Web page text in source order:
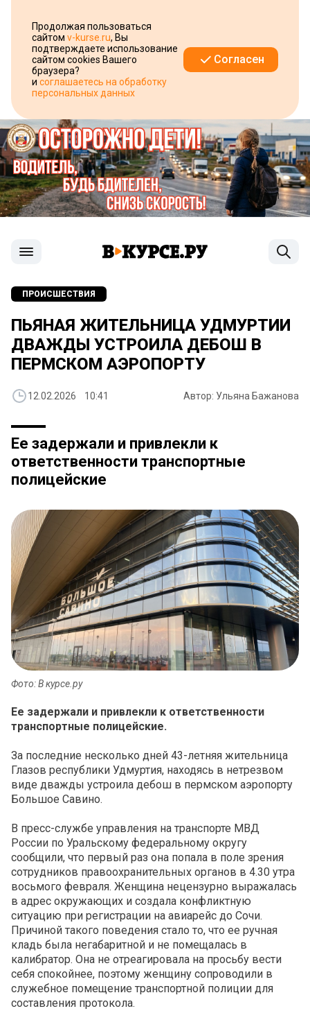
Продолжая пользоваться
сайтом v-kurse.ru, Вы
подтверждаете использование
сайтом cookies Вашего
браузера?
и соглашаетесь на обработку
персональных данных
Согласен
ПРОИСШЕСТВИЯ
ПЬЯНАЯ ЖИТЕЛЬНИЦА УДМУРТИИ
ДВАЖДЫ УСТРОИЛА ДЕБОШ В
ПЕРМСКОМ АЭРОПОРТУ
12.02.2026 10:41 Автор: Ульяна Бажанова
Ее задержали и привлекли к
ответственности транспортные
полицейские
Фото: В курсе.ру
Ее задержали и привлекли к ответственности
транспортные полицейские.
За последние несколько дней 43-летняя жительница
Глазов республики Удмуртия, находясь в нетрезвом
виде дважды устроила дебош в пермском аэропорту
Большое Савино.
В пресс-службе управления на транспорте МВД
России по Уральскому федеральному округу
сообщили, что первый раз она попала в поле зрения
сотрудников правоохранительных органов в 4.30 утра
восьмого февраля. Женщина нецензурно выражалась
в адрес окружающих и создала конфликтную
ситуацию при регистрации на авиарейс до Сочи.
Причиной такого поведения стало то, что ее ручная
кладь была негабаритной и не помещалась в
калибратор. Она не отреагировала на просьбу вести
себя спокойнее, поэтому женщину сопроводили в
служебное помещение транспортной полиции для
составления протокола.